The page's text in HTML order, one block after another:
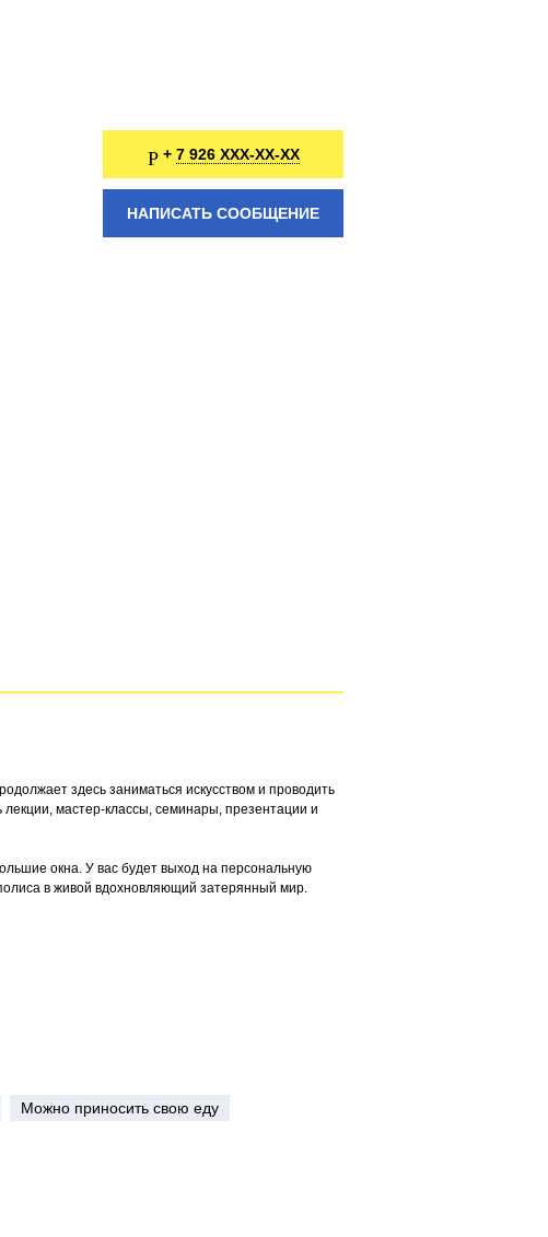
+ 7 926 XXX-XX-XX
НАПИСАТЬ СООБЩЕНИЕ
здесь заниматься искусством и проводить
мастер-классы, семинары, презентации и
окна. У вас будет выход на персональную
в живой вдохновляющий затерянный мир.
Можно приносить свою еду